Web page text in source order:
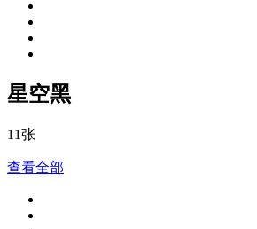
星空黑
11张
查看全部